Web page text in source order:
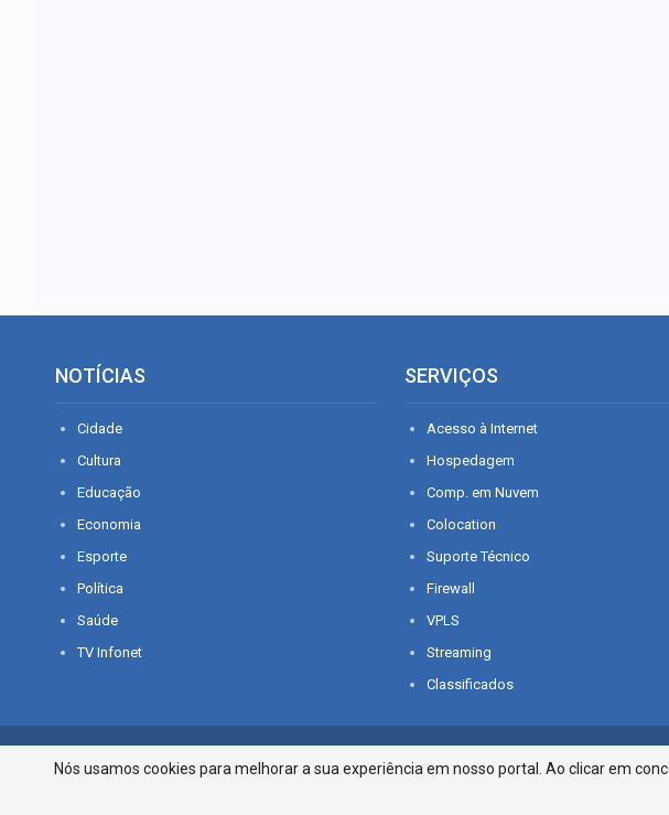
NOTÍCIAS
Cidade
Cultura
Educação
Economia
Esporte
Política
Saúde
TV Infonet
SERVIÇOS
Acesso à Internet
Hospedagem
Comp. em Nuvem
Colocation
Suporte Técnico
Firewall
VPLS
Streaming
Classificados
© 2026 - O que é notícia em Sergipe. Todos os direitos reservados.
Nós usamos cookies para melhorar a sua experiência em nosso portal. Ao clicar em